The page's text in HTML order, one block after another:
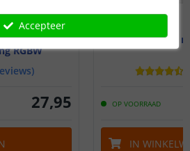
zone
RGBW
)
27,95
Miboxer wifi
OP VOORRAAD
IN
Accepteer